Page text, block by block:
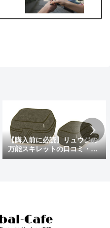
【購入前に必読】リュウジの
万能スキレットの口コミ・評
判まとめ｜後悔しないための